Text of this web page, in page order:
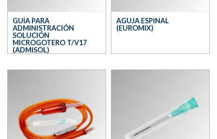
GUÍA PARA
ADMINISTRACIÓN
SOLUCIÓN
MICROGOTERO T/V17
(ADMISOL)
AGUJA ESPINAL
(EUROMIX)